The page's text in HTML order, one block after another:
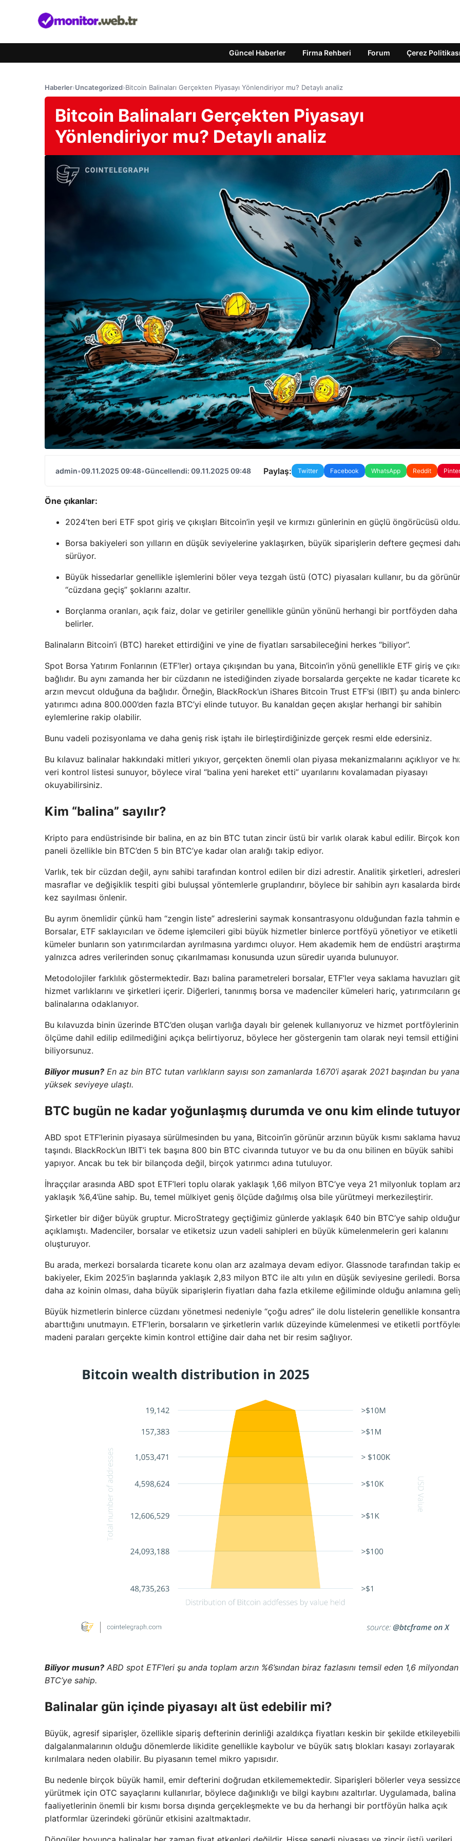
Güncel Haberler Firma Rehberi Forum Çerez Politikası
Haberler›Uncategorized›Bitcoin Balinaları Gerçekten Piyasayı Yönlendiriyor mu? Detaylı analiz
Bitcoin Balinaları Gerçekten Piyasayı
Yönlendiriyor mu? Detaylı analiz
admin•09.11.2025 09:48•Güncellendi: 09.11.2025 09:48 Paylaş: Twitter Facebook WhatsApp Reddit
Öne çıkanlar:
2024’ten beri ETF spot giriş ve çıkışları Bitcoin’in yeşil ve kırmızı günlerinin en güçlü öngörücüsü oldu.
Borsa bakiyeleri son yılların en düşük seviyelerine yaklaşırken, büyük siparişlerin deftere geçmesi
sürüyor.
Büyük hissedarlar genellikle işlemlerini böler veya tezgah üstü (OTC) piyasaları kullanır, bu da görünür
“cüzdana geçiş” şoklarını azaltır.
Borçlanma oranları, açık faiz, dolar ve getiriler genellikle günün yönünü herhangi bir portföyden daha
belirler.
Balinaların Bitcoin’i (BTC) hareket ettirdiğini ve yine de fiyatları sarsabileceğini herkes “biliyor”.
Spot Borsa Yatırım Fonlarının (ETF’ler) ortaya çıkışından bu yana, Bitcoin’in yönü genellikle ETF giriş ve
bağlıdır. Bu aynı zamanda her bir cüzdanın ne istediğinden ziyade borsalarda gerçekte ne kadar ticarete
arzın mevcut olduğuna da bağlıdır. Örneğin, BlackRock’un iShares Bitcoin Trust ETF’si (IBIT) şu anda
yatırımcı adına 800.000’den fazla BTC’yi elinde tutuyor. Bu kanaldan geçen akışlar herhangi bir sahibin
eylemlerine rakip olabilir.
Bunu vadeli pozisyonlama ve daha geniş risk iştahı ile birleştirdiğinizde gerçek resmi elde edersiniz.
Bu kılavuz balinalar hakkındaki mitleri yıkıyor, gerçekten önemli olan piyasa mekanizmalarını açıklıyor ve
veri kontrol listesi sunuyor, böylece viral “balina yeni hareket etti” uyarılarını kovalamadan piyasayı
okuyabilirsiniz.
Kim “balina” sayılır?
Kripto para endüstrisinde bir balina, en az bin BTC tutan zincir üstü bir varlık olarak kabul edilir. Birçok
paneli özellikle bin BTC’den 5 bin BTC’ye kadar olan aralığı takip ediyor.
Varlık, tek bir cüzdan değil, aynı sahibi tarafından kontrol edilen bir dizi adrestir. Analitik şirketleri,
masraflar ve değişiklik tespiti gibi buluşsal yöntemlerle gruplandırır, böylece bir sahibin ayrı kasalarda
kez sayılması önlenir.
Bu ayrım önemlidir çünkü ham “zengin liste” adreslerini saymak konsantrasyonu olduğundan fazla tahmin
Borsalar, ETF saklayıcıları ve ödeme işlemcileri gibi büyük hizmetler binlerce portföyü yönetiyor ve etiketli
kümeler bunların son yatırımcılardan ayrılmasına yardımcı oluyor. Hem akademik hem de endüstri
yalnızca adres verilerinden sonuç çıkarılmaması konusunda uzun süredir uyarıda bulunuyor.
Metodolojiler farklılık göstermektedir. Bazı balina parametreleri borsalar, ETF’ler veya saklama havuzları
hizmet varlıklarını ve şirketleri içerir. Diğerleri, tanınmış borsa ve madenciler kümeleri hariç, yatırımcıların
balinalarına odaklanıyor.
Bu kılavuzda binin üzerinde BTC’den oluşan varlığa dayalı bir gelenek kullanıyoruz ve hizmet
ölçüme dahil edilip edilmediğini açıkça belirtiyoruz, böylece her göstergenin tam olarak neyi temsil ettiğini
biliyorsunuz.
Biliyor musun? En az bin BTC tutan varlıkların sayısı son zamanlarda 1.670’i aşarak 2021 başından bu
yüksek seviyeye ulaştı.
BTC bugün ne kadar yoğunlaşmış durumda ve onu kim elinde
ABD spot ETF’lerinin piyasaya sürülmesinden bu yana, Bitcoin’in görünür arzının büyük kısmı saklama
taşındı. BlackRock’un IBIT’i tek başına 800 bin BTC civarında tutuyor ve bu da onu bilinen en büyük sahibi
yapıyor. Ancak bu tek bir bilançoda değil, birçok yatırımcı adına tutuluyor.
İhraççılar arasında ABD spot ETF’leri toplu olarak yaklaşık 1,66 milyon BTC’ye veya 21 milyonluk toplam
yaklaşık %6,4’üne sahip. Bu, temel mülkiyet geniş ölçüde dağılmış olsa bile yürütmeyi merkezileştirir.
Şirketler bir diğer büyük gruptur. MicroStrategy geçtiğimiz günlerde yaklaşık 640 bin BTC’ye sahip
açıklamıştı. Madenciler, borsalar ve etiketsiz uzun vadeli sahipleri en büyük kümelenmelerin geri kalanını
oluşturuyor.
Bu arada, merkezi borsalarda ticarete konu olan arz azalmaya devam ediyor. Glassnode tarafından takip
bakiyeler, Ekim 2025’in başlarında yaklaşık 2,83 milyon BTC ile altı yılın en düşük seviyesine geriledi.
daha az koinin olması, daha büyük siparişlerin fiyatları daha fazla etkileme eğiliminde olduğu anlamına
Büyük hizmetlerin binlerce cüzdanı yönetmesi nedeniyle “çoğu adres” ile dolu listelerin genellikle
abarttığını unutmayın. ETF’lerin, borsaların ve şirketlerin varlık düzeyinde kümelenmesi ve etiketli
madeni paraları gerçekte kimin kontrol ettiğine dair daha net bir resim sağlıyor.
Biliyor musun? ABD spot ETF’leri şu anda toplam arzın %6’sından biraz fazlasını temsil eden 1,6
BTC’ye sahip.
Balinalar gün içinde piyasayı alt üst edebilir mi?
Büyük, agresif siparişler, özellikle sipariş defterinin derinliği azaldıkça fiyatları keskin bir şekilde
dalgalanmalarının olduğu dönemlerde likidite genellikle kaybolur ve büyük satış blokları kasayı zorlayarak
kırılmalara neden olabilir. Bu piyasanın temel mikro yapısıdır.
Bu nedenle birçok büyük hamil, emir defterini doğrudan etkilememektedir. Siparişleri bölerler veya
yürütmek için OTC sayaçlarını kullanırlar, böylece dağınıklığı ve bilgi kaybını azaltırlar. Uygulamada, balina
faaliyetlerinin önemli bir kısmı borsa dışında gerçekleşmekte ve bu da herhangi bir portföyün halka açık
platformlar üzerindeki görünür etkisini azaltmaktadır.